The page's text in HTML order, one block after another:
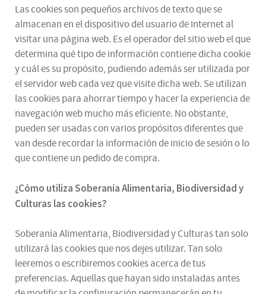
Las cookies son pequeños archivos de texto que se
almacenan en el dispositivo del usuario de Internet al
visitar una página web. Es el operador del sitio web el que
determina qué tipo de información contiene dicha cookie
y cuál es su propósito, pudiendo además ser utilizada por
el servidor web cada vez que visite dicha web. Se utilizan
las cookies para ahorrar tiempo y hacer la experiencia de
navegación web mucho más eficiente. No obstante,
pueden ser usadas con varios propósitos diferentes que
van desde recordar la información de inicio de sesión o lo
que contiene un pedido de compra.
¿Cómo utilizaSoberanía Alimentaria, Biodiversidad y
Culturas las cookies?
Soberanía Alimentaria, Biodiversidad y Culturas tan solo
utilizará las cookies que nos dejes utilizar. Tan solo
leeremos o escribiremos cookies acerca de tus
preferencias. Aquellas que hayan sido instaladas antes